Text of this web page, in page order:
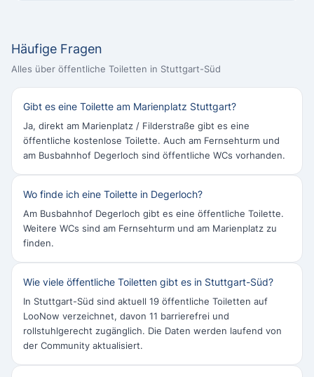
Häufige Fragen
Alles über öffentliche Toiletten in Stuttgart-Süd
Gibt es eine Toilette am Marienplatz Stuttgart?
Ja, direkt am Marienplatz / Filderstraße gibt es eine
öffentliche kostenlose Toilette. Auch am Fernsehturm und
am Busbahnhof Degerloch sind öffentliche WCs vorhanden.
Wo finde ich eine Toilette in Degerloch?
Am Busbahnhof Degerloch gibt es eine öffentliche Toilette.
Weitere WCs sind am Fernsehturm und am Marienplatz zu
finden.
Wie viele öffentliche Toiletten gibt es in Stuttgart-Süd?
In Stuttgart-Süd sind aktuell 19 öffentliche Toiletten auf
LooNow verzeichnet, davon 11 barrierefrei und
rollstuhlgerecht zugänglich. Die Daten werden laufend von
der Community aktualisiert.